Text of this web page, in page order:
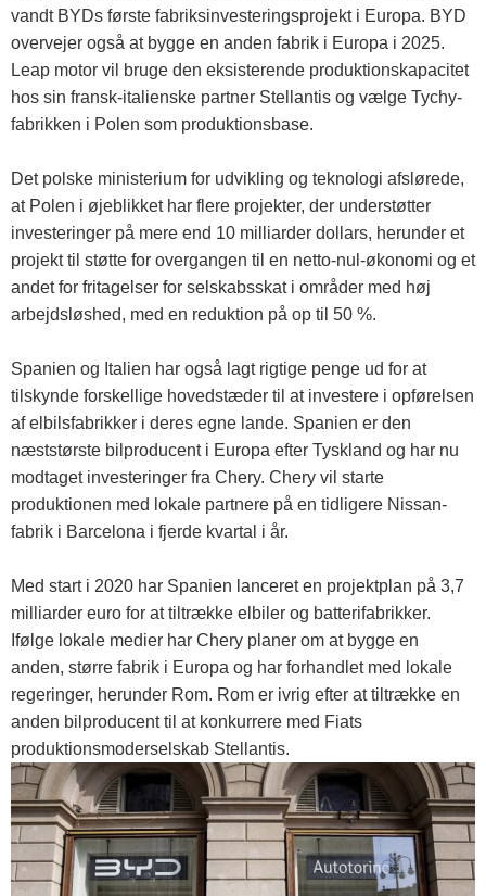
vandt BYDs første fabriksinvesteringsprojekt i Europa. BYD
overvejer også at bygge en anden fabrik i Europa i 2025.
Leap motor vil bruge den eksisterende produktionskapacitet
hos sin fransk-italienske partner Stellantis og vælge Tychy-
fabrikken i Polen som produktionsbase.
Det polske ministerium for udvikling og teknologi afslørede,
at Polen i øjeblikket har flere projekter, der understøtter
investeringer på mere end 10 milliarder dollars, herunder et
projekt til støtte for overgangen til en netto-nul-økonomi og et
andet for fritagelser for selskabsskat i områder med høj
arbejdsløshed, med en reduktion på op til 50 %.
Spanien og Italien har også lagt rigtige penge ud for at
tilskynde forskellige hovedstæder til at investere i opførelsen
af ​​elbilsfabrikker i deres egne lande. Spanien er den
næststørste bilproducent i Europa efter Tyskland og har nu
modtaget investeringer fra Chery. Chery vil starte
produktionen med lokale partnere på en tidligere Nissan-
fabrik i Barcelona i fjerde kvartal i år.
Med start i 2020 har Spanien lanceret en projektplan på 3,7
milliarder euro for at tiltrække elbiler og batterifabrikker.
Ifølge lokale medier har Chery planer om at bygge en
anden, større fabrik i Europa og har forhandlet med lokale
regeringer, herunder Rom. Rom er ivrig efter at tiltrække en
anden bilproducent til at konkurrere med Fiats
produktionsmoderselskab Stellantis.